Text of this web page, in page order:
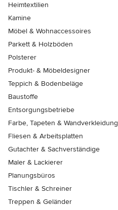
Heimtextilien
Kamine
Möbel & Wohnaccessoires
Parkett & Holzböden
Polsterer
Produkt- & Möbeldesigner
Teppich & Bodenbeläge
Baustoffe
Entsorgungsbetriebe
Farbe, Tapeten & Wandverkleidung
Fliesen & Arbeitsplatten
Gutachter & Sachverständige
Maler & Lackierer
Planungsbüros
Tischler & Schreiner
Treppen & Geländer